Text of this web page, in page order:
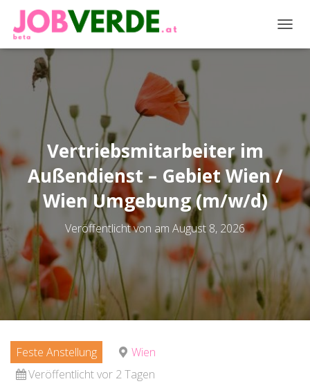
Vertriebsmitarbeiter im
Außendienst – Gebiet Wien /
Wien Umgebung (m/w/d)
Veröffentlicht von am August 8, 2026
Feste Anstellung
Wien
Veröffentlicht vor 2 Tagen